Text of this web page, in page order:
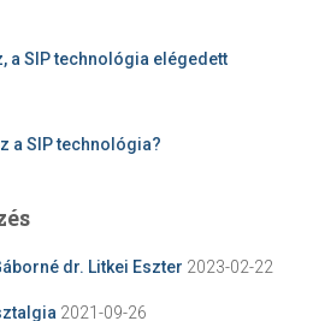
a SIP technológia elégedett
a SIP technológia?
dr. Litkei Eszter 2023-02-22
2021-09-26